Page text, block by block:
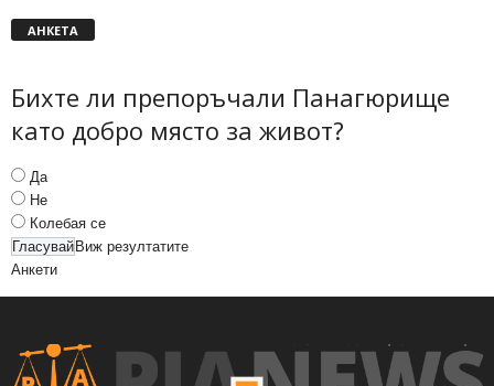
АНКЕТА
Бихте ли препоръчали Панагюрище
като добро място за живот?
Да
Не
Колебая се
Виж резултатите
Анкети